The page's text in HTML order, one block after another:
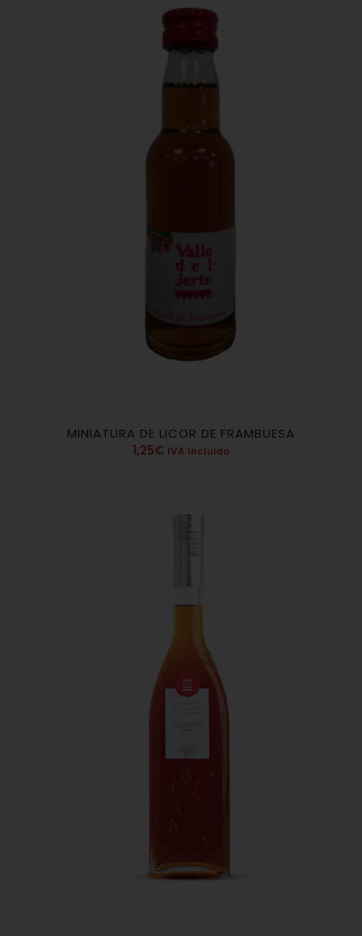
MINIATURA DE LICOR DE FRAMBUESA
1,25€ IVA Incluido